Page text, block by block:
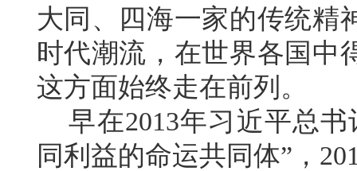
大同、四海一家的传统精
时代潮流，在世界各国中
这方面始终走在前列。
早在2013年习近平总书
同利益的命运共同体”，